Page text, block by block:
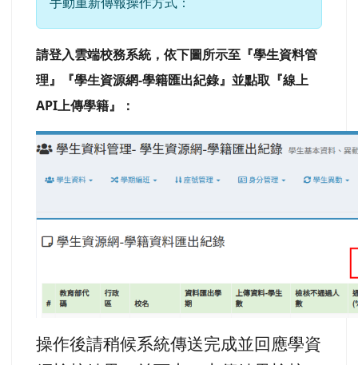
請登入雲端校務系統，依下圖所示至『學生資料管
理』『學生資源網-學籍匯出紀錄』並點取『線上
API上傳學籍』：
操作後請稍候系統傳送完成並回應學資